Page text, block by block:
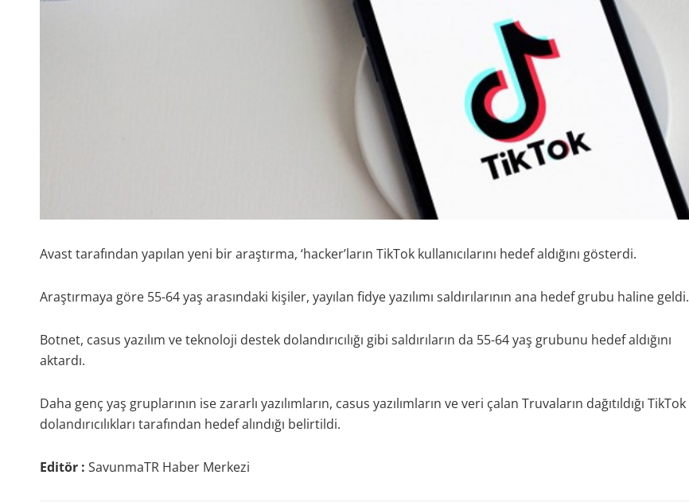
Avast tarafından yapılan yeni bir araştırma, ‘hacker’ların TikTok kullanıcılarını hedef aldığını gösterdi.
Araştırmaya göre 55-64 yaş arasındaki kişiler, yayılan fidye yazılımı saldırılarının ana hedef grubu haline geldi.
Botnet, casus yazılım ve teknoloji destek dolandırıcılığı gibi saldırıların da 55-64 yaş grubunu hedef aldığını
aktardı.
Daha genç yaş gruplarının ise zararlı yazılımların, casus yazılımların ve veri çalan Truvaların dağıtıldığı TikTok
dolandırıcılıkları tarafından hedef alındığı belirtildi.
Editör : SavunmaTR Haber Merkezi